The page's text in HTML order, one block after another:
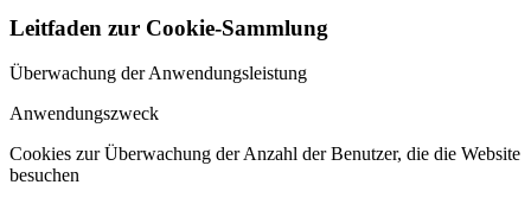
Leitfaden zur Cookie-Sammlung
Überwachung der Anwendungsleistung
Anwendungszweck
Cookies zur Überwachung der Anzahl der Benutzer, die die Website
besuchen